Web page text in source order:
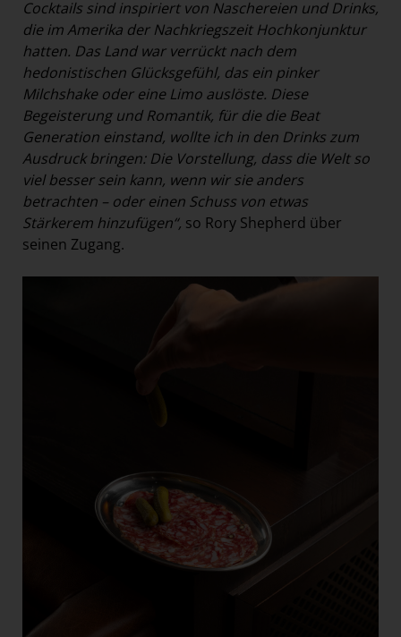
Cocktails sind inspiriert von Naschereien und Drinks,
die im Amerika der Nachkriegszeit Hochkonjunktur
hatten. Das Land war verrückt nach dem
hedonistischen Glücksgefühl, das ein pinker
Milchshake oder eine Limo auslöste. Diese
Begeisterung und Romantik, für die die Beat
Generation einstand, wollte ich in den Drinks zum
Ausdruck bringen: Die Vorstellung, dass die Welt so
viel besser sein kann, wenn wir sie anders
betrachten – oder einen Schuss von etwas
Stärkerem hinzufügen“, so Rory Shepherd über
seinen Zugang.